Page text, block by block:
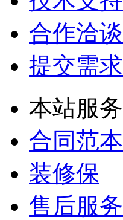
合作洽谈
提交需求
本站服务
合同范本
装修保
售后服务